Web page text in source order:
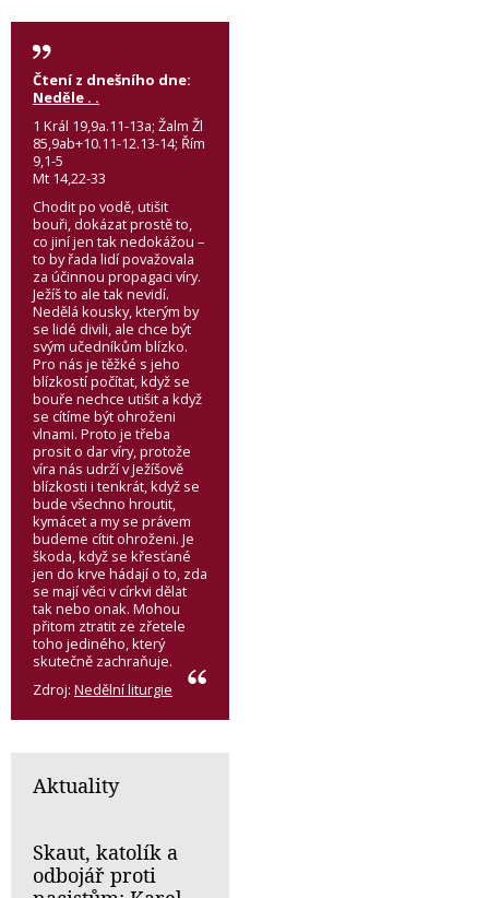
Čtení z dnešního dne:
Neděle . .
1 Král 19,9a.11-13a; Žalm Žl
85,9ab+10.11-12.13-14; Řím
9,1-5
Mt 14,22-33
Chodit po vodě, utišit
bouři, dokázat prostě to,
co jiní jen tak nedokážou –
to by řada lidí považovala
za účinnou propagaci víry.
Ježíš to ale tak nevidí.
Nedělá kousky, kterým by
se lidé divili, ale chce být
svým učedníkům blízko.
Pro nás je těžké s jeho
blízkostí počítat, když se
bouře nechce utišit a když
se cítíme být ohroženi
vlnami. Proto je třeba
prosit o dar víry, protože
víra nás udrží v Ježíšově
blízkosti i tenkrát, když se
bude všechno hroutit,
kymácet a my se právem
budeme cítit ohroženi. Je
škoda, když se křesťané
jen do krve hádají o to, zda
se mají věci v církvi dělat
tak nebo onak. Mohou
přitom ztratit ze zřetele
toho jediného, který
skutečně zachraňuje.
Zdroj: Nedělní liturgie
Aktuality
Skaut, katolík a
odbojář proti